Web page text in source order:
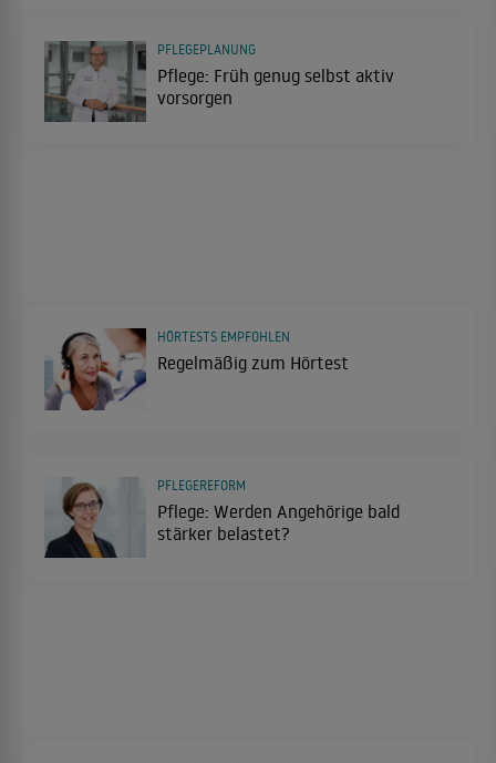
Pflege: Früh genug selbst aktiv
vorsorgen
PFLEGEPLANUNG
Regelmäßig zum Hörtest
HÖRTESTS EMPFOHLEN
Pflege: Werden Angehörige bald
stärker belastet?
PFLEGEREFORM